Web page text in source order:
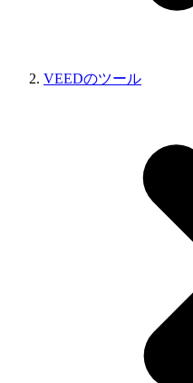
VEEDのツール